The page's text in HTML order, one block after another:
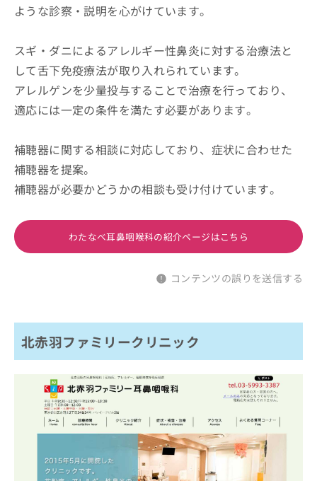
ような診察・説明を心がけています。
スギ・ダニによるアレルギー性鼻炎に対する治療法と
して舌下免疫療法が取り入れられています。
アレルゲンを少量投与することで治療を行っており、
適応には一定の条件を満たす必要があります。
補聴器に関する相談に対応しており、症状に合わせた
補聴器を提案。
補聴器が必要かどうかの相談も受け付けています。
わたなべ耳鼻咽喉科の紹介ページはこちら
コンテンツの誤りを送信する
北赤羽ファミリークリニック